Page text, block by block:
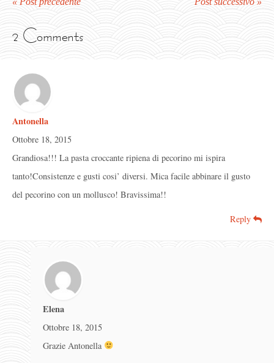
2 Comments
Antonella
Ottobre 18, 2015
Grandiosa!!! La pasta croccante ripiena di pecorino mi ispira
tanto!Consistenze e gusti cosi’ diversi. Mica facile abbinare il gusto
del pecorino con un mollusco! Bravissima!!
Reply
Elena
Ottobre 18, 2015
Grazie Antonella